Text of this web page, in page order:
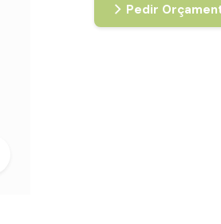
Pedir